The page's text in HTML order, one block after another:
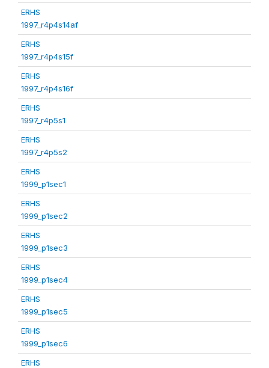
ERHS
1997_r4p4s14af
ERHS
1997_r4p4s15f
ERHS
1997_r4p4s16f
ERHS
1997_r4p5s1
ERHS
1997_r4p5s2
ERHS
1999_p1sec1
ERHS
1999_p1sec2
ERHS
1999_p1sec3
ERHS
1999_p1sec4
ERHS
1999_p1sec5
ERHS
1999_p1sec6
ERHS